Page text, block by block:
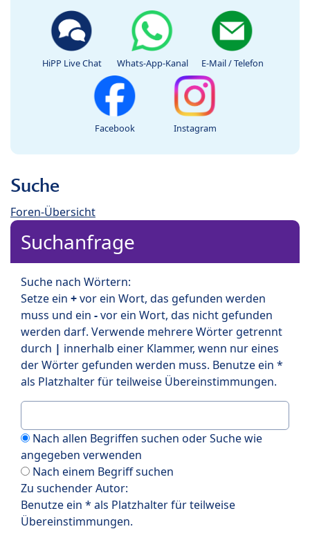
HiPP Live Chat Whats-App-Kanal E-Mail / Telefon
Facebook Instagram
Suche
Foren-Übersicht
Suchanfrage
Suche nach Wörtern:
Setze ein +vor ein Wort, das gefunden werden
muss und ein -vor ein Wort, das nicht gefunden
werden darf. Verwende mehrere Wörter getrennt
durch | innerhalb einer Klammer, wenn nur eines
der Wörter gefunden werden muss. Benutze ein *
als Platzhalter für teilweise Übereinstimmungen.
Nach allen Begriffen suchen oder Suche wie
angegeben verwenden
Nach einem Begriff suchen
Zu suchender Autor:
Benutze ein * als Platzhalter für teilweise
Übereinstimmungen.